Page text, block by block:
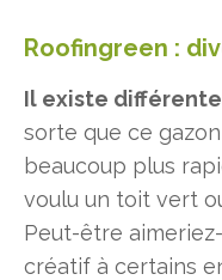
Roofingreen :
Il existe
sorte que ce
beaucoup plus
voulu un toit vert
Peut-être
créatif à certains